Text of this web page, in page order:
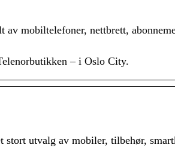
mobiltelefoner, nettbrett,
– i Oslo City.
utvalg av mobiler, tilbehør,